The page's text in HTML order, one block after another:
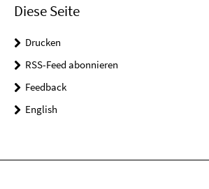
Diese Seite
Drucken
RSS-Feed abonnieren
Feedback
English